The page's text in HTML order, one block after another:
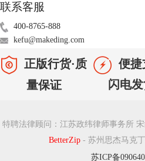
图4：关联文
支持我们填入解压密码进行解压。
联系客服
400-8765-888
kefu@makeding.com
正版行货·质
量保证
便捷
闪电
特聘法律顾问：江苏政纬律师事务所
BetterZip - 苏州思杰马克
苏ICP备